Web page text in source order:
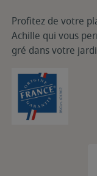
Profitez de votre
Achille qui vous
gré dans votre